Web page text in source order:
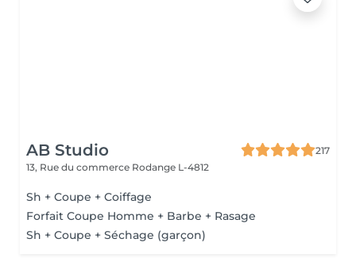
AB Studio
217
13, Rue du commerce Rodange L-4812
Sh + Coupe + Coiffage
Forfait Coupe Homme + Barbe + Rasage
Sh + Coupe + Séchage (garçon)